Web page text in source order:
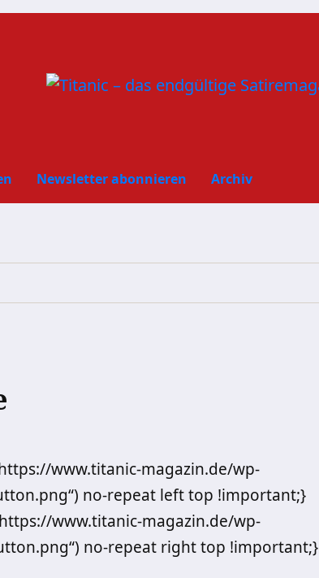
Newsletter abonnieren Archiv
www.titanic-magazin.de/wp-
no-repeat left top !important;}
www.titanic-magazin.de/wp-
no-repeat right top !important;}